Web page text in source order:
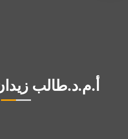
أ.م.د.طالب